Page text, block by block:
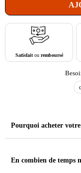
Satisfaitou remboursé
Pourquoi acheter
En combien de temps